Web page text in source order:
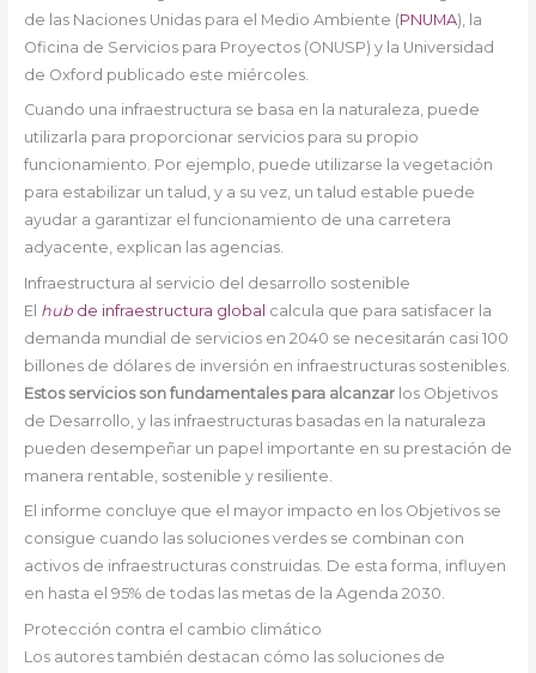
de las Naciones Unidas para el Medio Ambiente (PNUMA), la
Oficina de Servicios para Proyectos (ONUSP) y la Universidad
de Oxford publicado este miércoles.
Cuando una infraestructura se basa en la naturaleza, puede
utilizarla para proporcionar servicios para su propio
funcionamiento. Por ejemplo, puede utilizarse la vegetación
para estabilizar un talud, y a su vez, un talud estable puede
ayudar a garantizar el funcionamiento de una carretera
adyacente, explican las agencias.
Infraestructura al servicio del desarrollo sostenible
El hubde infraestructura global calcula que para satisfacer la
demanda mundial de servicios en 2040 se necesitarán casi 100
billones de dólares de inversión en infraestructuras sostenibles.
Estos servicios son fundamentales para alcanzar los Objetivos
de Desarrollo, y las infraestructuras basadas en la naturaleza
pueden desempeñar un papel importante en su prestación de
manera rentable, sostenible y resiliente.
El informe concluye que el mayor impacto en los Objetivos se
consigue cuando las soluciones verdes se combinan con
activos de infraestructuras construidas. De esta forma, influyen
en hasta el 95% de todas las metas de la Agenda 2030.
Protección contra el cambio climático
Los autores también destacan cómo las soluciones de